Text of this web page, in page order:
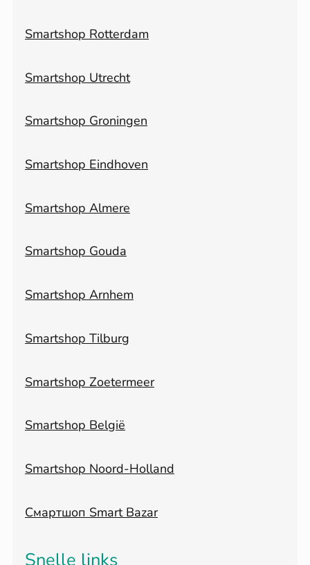
Smartshop Rotterdam
Smartshop Utrecht
Smartshop Groningen
Smartshop Eindhoven
Smartshop Almere
Smartshop Gouda
Smartshop Arnhem
Smartshop Tilburg
Smartshop Zoetermeer
Smartshop België
Smartshop Noord-Holland
Смартшоп Smart Bazar
Snelle links